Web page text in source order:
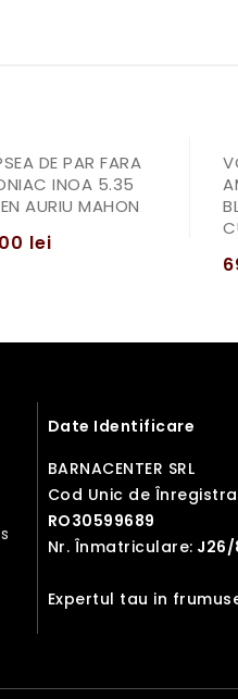
DE PAR FARA
INOA 5.35
AURIU MAHON
lei
Date Identificare
BARNACENTER SRL
Cod Unic de
RO30599689
Nr. Înmatriculare: J26/
Expertul tau in